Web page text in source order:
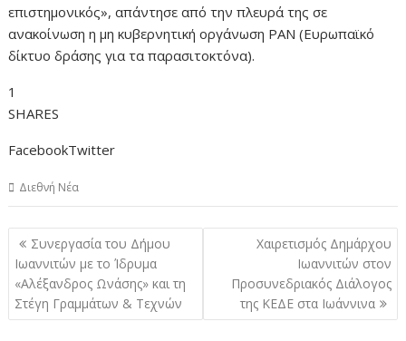
επιστημονικός», απάντησε από την πλευρά της σε
ανακοίνωση η μη κυβερνητική οργάνωση PAN (Ευρωπαϊκό
δίκτυο δράσης για τα παρασιτοκτόνα).
1
SHARES
FacebookTwitter
Διεθνή Νέα
Πλοήγηση
άρθρων
Συνεργασία του Δήμου
Ιωαννιτών με το Ίδρυμα
«Αλέξανδρος Ωνάσης» και τη
Στέγη Γραμμάτων & Τεχνών
Χαιρετισμός Δημάρχου
Ιωαννιτών στον
Προσυνεδριακός Διάλογος
της ΚΕΔΕ στα Ιωάννινα